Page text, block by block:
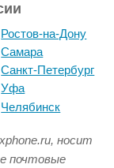
Ростов-на-Дону
Самара
Санкт-Петербург
Уфа
Челябинск
носит
почтовые